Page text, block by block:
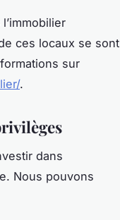
ces locaux se sont
sur
.
dans
Nous pouvons